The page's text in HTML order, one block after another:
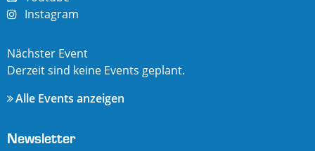
Instagram
Nächster Event
Derzeit sind keine Events geplant.
Alle Events anzeigen
Newsletter